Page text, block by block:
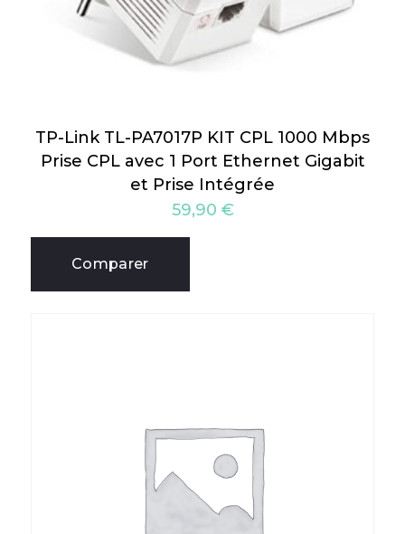
TP-Link TL-PA7017P KIT CPL 1000 Mbps
Prise CPL avec 1 Port Ethernet Gigabit
et Prise Intégrée
59,90 €
Comparer